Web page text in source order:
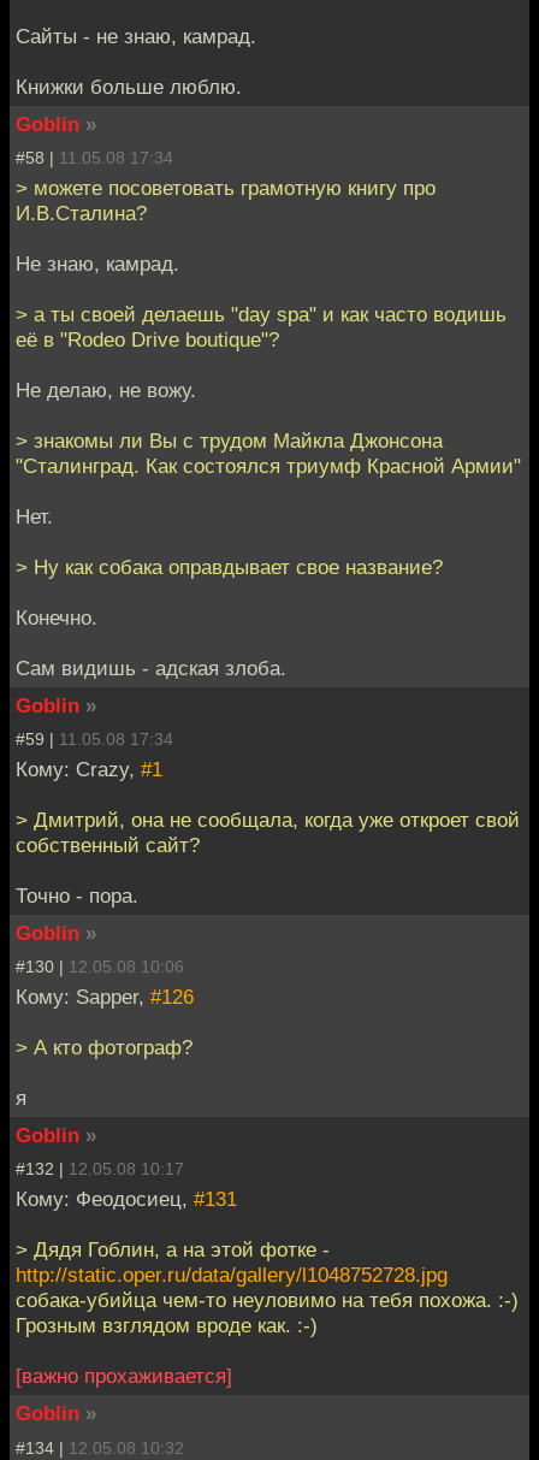
Сайты - не знаю, камрад.
Книжки больше люблю.
Goblin »
#58 | 11.05.08 17:34
> можете посоветовать грамотную книгу про
И.В.Сталина?
Не знаю, камрад.
> а ты своей делаешь "day spa" и как часто водишь
её в "Rodeo Drive boutique"?
Не делаю, не вожу.
> знакомы ли Вы с трудом Майкла Джонсона
"Сталинград. Как состоялся триумф Красной Армии"
Нет.
> Ну как собака оправдывает свое название?
Конечно.
Сам видишь - адская злоба.
Goblin »
#59 | 11.05.08 17:34
Кому: Crazy, #1
> Дмитрий, она не сообщала, когда уже откроет свой
собственный сайт?
Точно - пора.
Goblin »
#130 | 12.05.08 10:06
Кому: Sapper, #126
> А кто фотограф?
я
Goblin »
#132 | 12.05.08 10:17
Кому: Феодосиец, #131
> Дядя Гоблин, а на этой фотке -
http://static.oper.ru/data/gallery/l1048752728.jpg
собака-убийца чем-то неуловимо на тебя похожа. :-)
Грозным взглядом вроде как. :-)
[важно прохаживается]
Goblin »
#134 | 12.05.08 10:32